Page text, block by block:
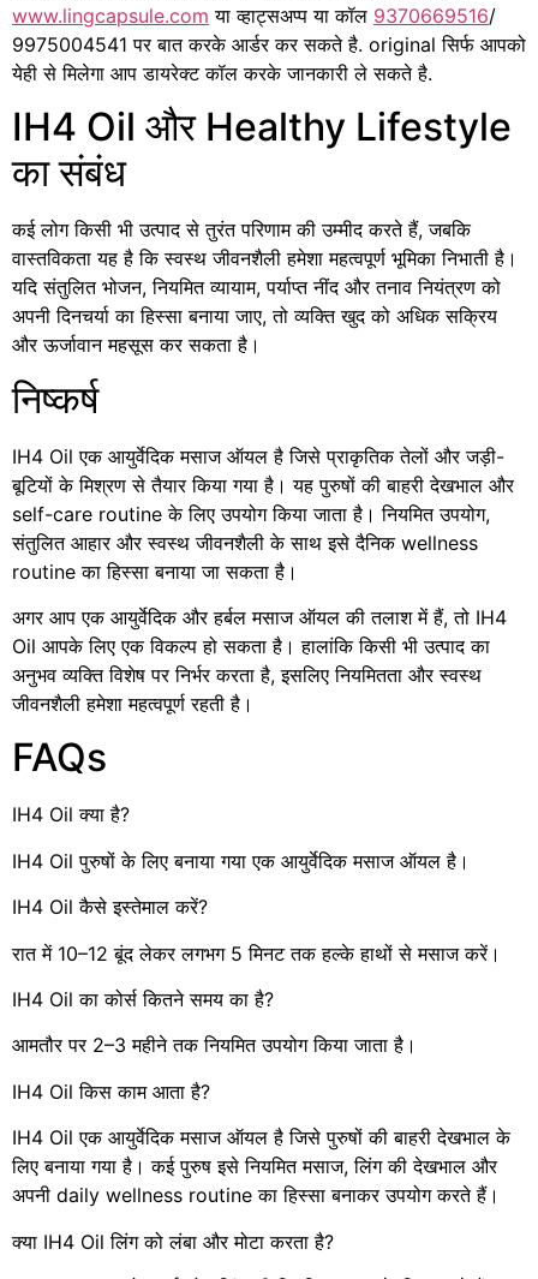
www.lingcapsule.com या व्हाट्सअप्प या कॉल 9370669516/
9975004541 पर बात करके आर्डर कर सकते है. original सिर्फ आपको
येही से मिलेगा आप डायरेक्ट कॉल करके जानकारी ले सकते है.
IH4 Oil और Healthy Lifestyle
का संबंध
कई लोग किसी भी उत्पाद से तुरंत परिणाम की उम्मीद करते हैं, जबकि
वास्तविकता यह है कि स्वस्थ जीवनशैली हमेशा महत्वपूर्ण भूमिका निभाती है।
यदि संतुलित भोजन, नियमित व्यायाम, पर्याप्त नींद और तनाव नियंत्रण को
अपनी दिनचर्या का हिस्सा बनाया जाए, तो व्यक्ति खुद को अधिक सक्रिय
और ऊर्जावान महसूस कर सकता है।
निष्कर्ष
IH4 Oil एक आयुर्वेदिक मसाज ऑयल है जिसे प्राकृतिक तेलों और जड़ी-
बूटियों के मिश्रण से तैयार किया गया है। यह पुरुषों की बाहरी देखभाल और
self-care routine के लिए उपयोग किया जाता है। नियमित उपयोग,
संतुलित आहार और स्वस्थ जीवनशैली के साथ इसे दैनिक wellness
routine का हिस्सा बनाया जा सकता है।
अगर आप एक आयुर्वेदिक और हर्बल मसाज ऑयल की तलाश में हैं, तो IH4
Oil आपके लिए एक विकल्प हो सकता है। हालांकि किसी भी उत्पाद का
अनुभव व्यक्ति विशेष पर निर्भर करता है, इसलिए नियमितता और स्वस्थ
जीवनशैली हमेशा महत्वपूर्ण रहती है।
FAQs
IH4 Oil क्या है?
IH4 Oil पुरुषों के लिए बनाया गया एक आयुर्वेदिक मसाज ऑयल है।
IH4 Oil कैसे इस्तेमाल करें?
रात में 10–12 बूंद लेकर लगभग 5 मिनट तक हल्के हाथों से मसाज करें।
IH4 Oil का कोर्स कितने समय का है?
आमतौर पर 2–3 महीने तक नियमित उपयोग किया जाता है।
IH4 Oil किस काम आता है?
IH4 Oil एक आयुर्वेदिक मसाज ऑयल है जिसे पुरुषों की बाहरी देखभाल के
लिए बनाया गया है। कई पुरुष इसे नियमित मसाज, लिंग की देखभाल और
अपनी daily wellness routine का हिस्सा बनाकर उपयोग करते हैं।
क्या IH4 Oil लिंग को लंबा और मोटा करता है?